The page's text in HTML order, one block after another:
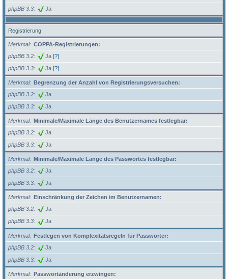
phpBB 3.3 Ja
Registrierung
Merkmal
COPPA-Registrierungen:
phpBB 3.2
Ja [?]
phpBB 3.3 Ja [?]
Merkmal
Begrenzung der Anzahl von Registrierungsversuchen:
phpBB 3.2
Ja
phpBB 3.3 Ja
Merkmal
Minimale/Maximale Länge des Benutzernames festlegbar:
phpBB 3.2
Ja
phpBB 3.3 Ja
Merkmal
Minimale/Maximale Länge des Passwortes festlegbar:
phpBB 3.2
Ja
phpBB 3.3 Ja
Merkmal
Einschränkung der Zeichen im Benutzernamen:
phpBB 3.2
Ja
phpBB 3.3 Ja
Merkmal
Festlegen von Komplexitätsregeln für Passwörter:
phpBB 3.2
Ja
phpBB 3.3 Ja
Merkmal
Passwortänderung erzwingen: